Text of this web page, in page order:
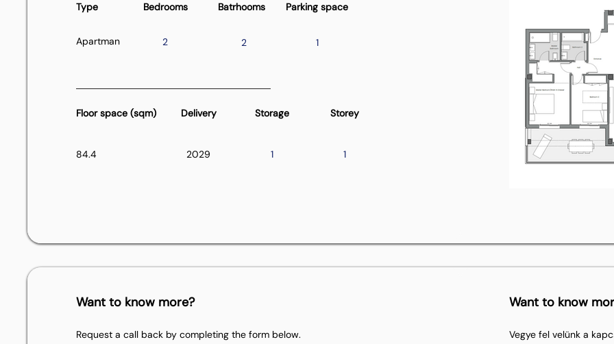
Type Bedrooms
Apartman 2
Batrhooms
2
Parking space
1
Floor space (sqm) Delivery Storage
84.4 2029 1
Storey
1
Want to know more?
Request a call back by completing the form below.
Want to know
Vegye fel velünk a